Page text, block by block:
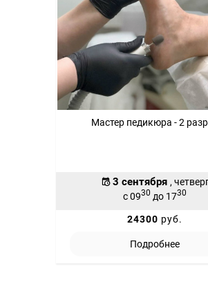
Мастер педикюра - 2
3 сентября ,
с 0930 до 1730
24300 руб.
Подробнее